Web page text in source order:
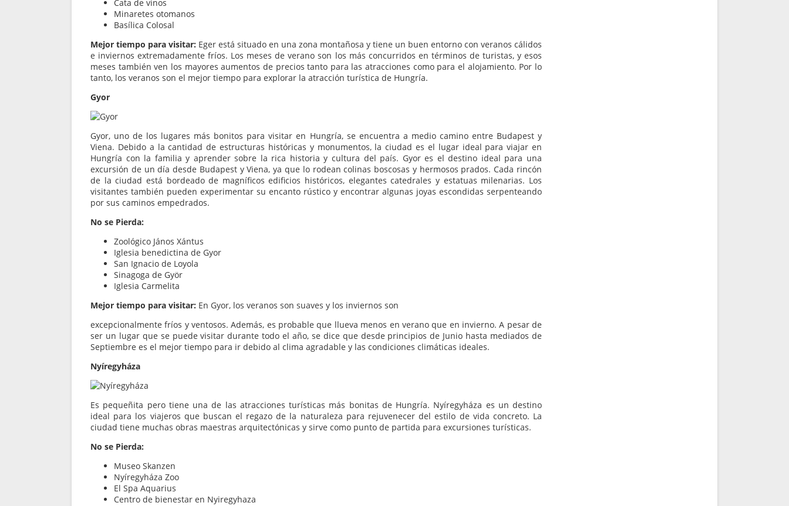
Cata de vinos
Minaretes otomanos
Basílica Colosal
Mejor tiempo para visitar: Eger está situado en una zona montañosa y tiene un buen entorno con veranos cálidos
e inviernos extremadamente fríos. Los meses de verano son los más concurridos en términos de turistas, y esos
meses también ven los mayores aumentos de precios tanto para las atracciones como para el alojamiento. Por lo
tanto, los veranos son el mejor tiempo para explorar la atracción turística de Hungría.
Gyor
Gyor, uno de los lugares más bonitos para visitar en Hungría, se encuentra a medio camino entre Budapest y
Viena. Debido a la cantidad de estructuras históricas y monumentos, la ciudad es el lugar ideal para viajar en
Hungría con la familia y aprender sobre la rica historia y cultura del país. Gyor es el destino ideal para una
excursión de un día desde Budapest y Viena, ya que lo rodean colinas boscosas y hermosos prados. Cada rincón
de la ciudad está bordeado de magníficos edificios históricos, elegantes catedrales y estatuas milenarias. Los
visitantes también pueden experimentar su encanto rústico y encontrar algunas joyas escondidas serpenteando
por sus caminos empedrados.
No se Pierda:
Zoológico János Xántus
Iglesia benedictina de Gyor
San Ignacio de Loyola
Sinagoga de Györ
Iglesia Carmelita
Mejor tiempo para visitar: En Gyor, los veranos son suaves y los inviernos son
excepcionalmente fríos y ventosos. Además, es probable que llueva menos en verano que en invierno. A pesar de
ser un lugar que se puede visitar durante todo el año, se dice que desde principios de Junio hasta mediados de
Septiembre es el mejor tiempo para ir debido al clima agradable y las condiciones climáticas ideales.
Nyíregyháza
Es pequeñita pero tiene una de las atracciones turísticas más bonitas de Hungría. Nyíregyháza es un destino
ideal para los viajeros que buscan el regazo de la naturaleza para rejuvenecer del estilo de vida concreto. La
ciudad tiene muchas obras maestras arquitectónicas y sirve como punto de partida para excursiones turísticas.
No se Pierda:
Museo Skanzen
Nyíregyháza Zoo
El Spa Aquarius
Centro de bienestar en Nyiregyhaza